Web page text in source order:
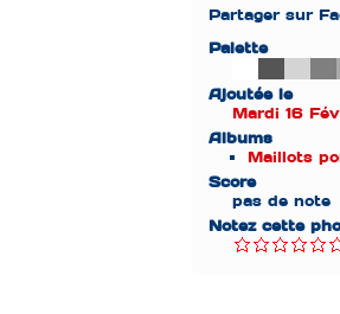
Partager sur
Palette
Ajoutée le
Mardi 16
Albums
Maillots
Score
pas de note
Notez cette